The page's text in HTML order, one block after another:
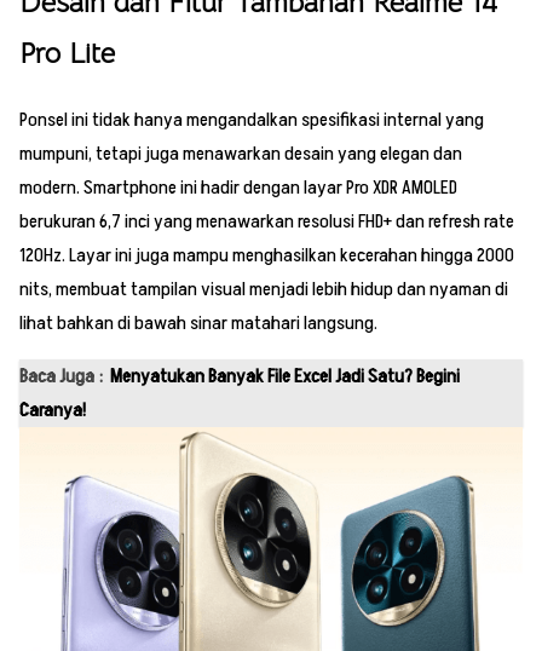
Pro Lite
Ponsel ini tidak hanya mengandalkan spesifikasi internal yang
mumpuni, tetapi juga menawarkan desain yang elegan dan
modern. Smartphone ini hadir dengan layar Pro XDR AMOLED
berukuran 6,7 inci yang menawarkan resolusi FHD+ dan refresh rate
120Hz. Layar ini juga mampu menghasilkan kecerahan hingga 2000
nits, membuat tampilan visual menjadi lebih hidup dan nyaman di
lihat bahkan di bawah sinar matahari langsung.
Baca Juga : Menyatukan Banyak File Excel Jadi Satu? Begini
Caranya!